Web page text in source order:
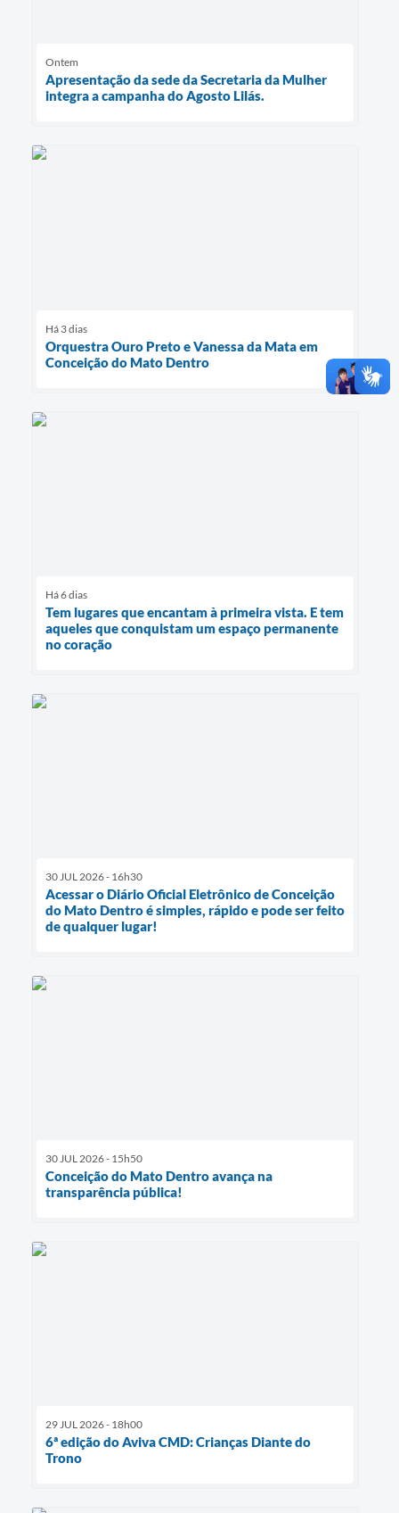
Ontem
Apresentação da sede da Secretaria da Mulher
integra a campanha do Agosto Lilás.
Há 3 dias
Orquestra Ouro Preto e Vanessa da Mata em
Conceição do Mato Dentro
Há 6 dias
Tem lugares que encantam à primeira vista. E tem
aqueles que conquistam um espaço permanente
no coração
30 JUL 2026 - 16h30
Acessar o Diário Oficial Eletrônico de Conceição
do Mato Dentro é simples, rápido e pode ser feito
de qualquer lugar!
30 JUL 2026 - 15h50
Conceição do Mato Dentro avança na
transparência pública!
29 JUL 2026 - 18h00
6ª edição do Aviva CMD: Crianças Diante do
Trono